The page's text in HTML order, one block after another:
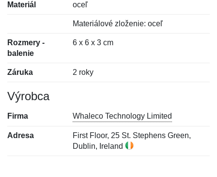
Materiál oceľ
Materiálové zloženie: oceľ
Rozmery -
balenie
6 x 6 x 3 cm
Záruka 2 roky
Výrobca
Firma Whaleco Technology Limited
Adresa
First Floor, 25 St. Stephens Green,
Dublin, Ireland